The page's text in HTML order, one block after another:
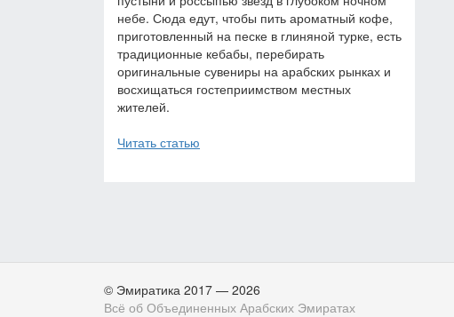
небе. Сюда едут, чтобы пить ароматный кофе,
приготовленный на песке в глиняной турке, есть
традиционные кебабы, перебирать
оригинальные сувениры на арабских рынках и
восхищаться гостеприимством местных
жителей.
Читать статью
© Эмиратика 2017 — 2026
Всё об Объединенных Арабских Эмиратах